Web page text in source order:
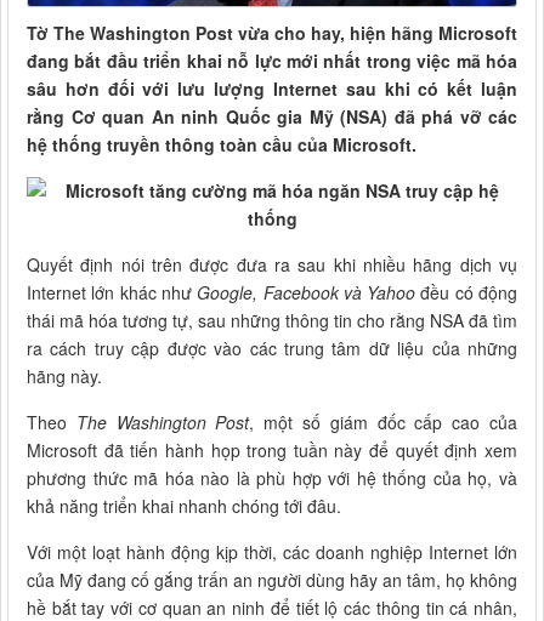
Tờ The Washington Post vừa cho hay, hiện hãng Microsoft
đang bắt đầu triển khai nỗ lực mới nhất trong việc mã hóa
sâu hơn đối với lưu lượng Internet sau khi có kết luận
rằng Cơ quan An ninh Quốc gia Mỹ (NSA) đã phá vỡ các
hệ thống truyền thông toàn cầu của Microsoft.
Quyết định nói trên được đưa ra sau khi nhiều hãng dịch vụ
Internet lớn khác nhưGoogle, Facebook và Yahoo đều có động
thái mã hóa tương tự, sau những thông tin cho rằng NSA đã tìm
ra cách truy cập được vào các trung tâm dữ liệu của những
hãng này.
Theo The Washington Post, một số giám đốc cấp cao của
Microsoft đã tiến hành họp trong tuần này để quyết định xem
phương thức mã hóa nào là phù hợp với hệ thống của họ, và
khả năng triển khai nhanh chóng tới đâu.
Với một loạt hành động kịp thời, các doanh nghiệp Internet lớn
của Mỹ đang cố gắng trấn an người dùng hãy an tâm, họ không
hề bắt tay với cơ quan an ninh để tiết lộ các thông tin cá nhân,